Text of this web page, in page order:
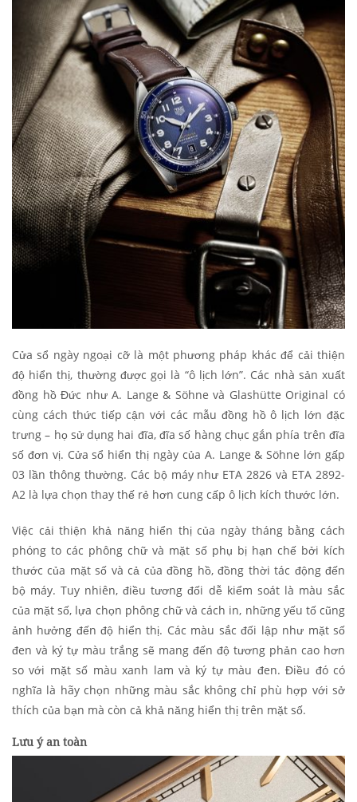
Cửa sổ ngày ngoại cỡ là một phương pháp khác để cải thiện
độ hiển thị, thường được gọi là “ô lịch lớn”. Các nhà sản xuất
đồng hồ Đức như A. Lange & Söhne và Glashütte Original có
cùng cách thức tiếp cận với các mẫu đồng hồ ô lịch lớn đặc
trưng – họ sử dụng hai đĩa, đĩa số hàng chục gắn phía trên đĩa
số đơn vị. Cửa sổ hiển thị ngày của A. Lange & Söhne lớn gấp
03 lần thông thường. Các bộ máy như ETA 2826 và ETA 2892-
A2 là lựa chọn thay thế rẻ hơn cung cấp ô lịch kích thước lớn.
Việc cải thiện khả năng hiển thị của ngày tháng bằng cách
phóng to các phông chữ và mặt số phụ bị hạn chế bởi kích
thước của mặt số và cả của đồng hồ, đồng thời tác động đến
bộ máy. Tuy nhiên, điều tương đối dễ kiểm soát là màu sắc
của mặt số, lựa chọn phông chữ và cách in, những yếu tố cũng
ảnh hưởng đến độ hiển thị. Các màu sắc đối lập như mặt số
đen và ký tự màu trắng sẽ mang đến độ tương phản cao hơn
so với mặt số màu xanh lam và ký tự màu đen. Điều đó có
nghĩa là hãy chọn những màu sắc không chỉ phù hợp với sở
thích của bạn mà còn cả khả năng hiển thị trên mặt số.
Lưu ý an toàn